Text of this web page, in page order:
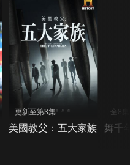
更新至第3集
美國教父：五大家族
全8集
舞千